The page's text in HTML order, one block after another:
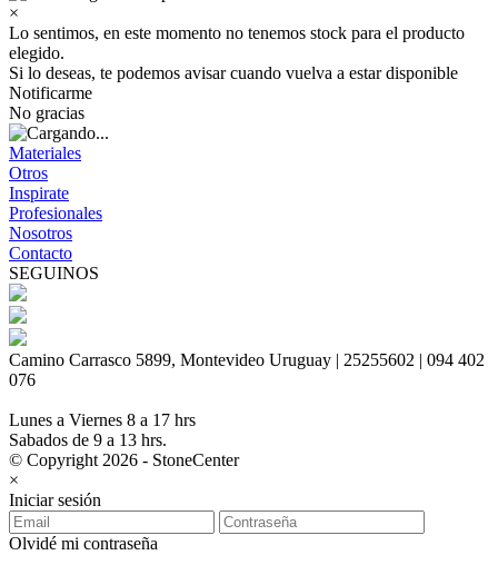
×
Lo sentimos, en este momento no tenemos stock para el producto
elegido.
Si lo deseas, te podemos avisar cuando vuelva a estar disponible
Notificarme
No gracias
Materiales
Otros
Inspirate
Profesionales
Nosotros
Contacto
SEGUINOS
Camino Carrasco 5899, Montevideo Uruguay | 25255602 | 094 402
076
Lunes a Viernes 8 a 17 hrs
Sabados de 9 a 13 hrs.
© Copyright 2026 - StoneCenter
×
Iniciar sesión
Olvidé mi contraseña